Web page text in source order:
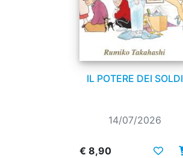
IL POTERE DEI SOLDI
14/07/2026
€ 8,90